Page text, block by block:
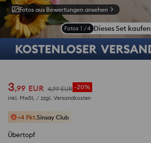
Fotos aus Bewertungen ansehen
Fotos 1 /4 Dieses Set kaufen
3,99 EUR 4,99 EUR -20%
inkl. MwSt. / zzgl. Versandkosten
+4 Pkt.Sinsay Club
Übertopf